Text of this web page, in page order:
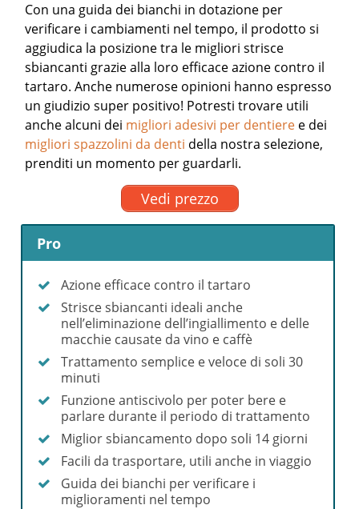
Con una guida dei bianchi in dotazione per
verificare i cambiamenti nel tempo, il prodotto si
aggiudica la posizione tra le migliori strisce
sbiancanti grazie alla loro efficace azione contro il
tartaro. Anche numerose opinioni hanno espresso
un giudizio super positivo! Potresti trovare utili
anche alcuni dei migliori adesivi per dentiere e dei
migliori spazzolini da denti della nostra selezione,
prenditi un momento per guardarli.
Vedi prezzo
Pro
Azione efficace contro il tartaro
Strisce sbiancanti ideali anche
nell’eliminazione dell’ingiallimento e delle
macchie causate da vino e caffè
Trattamento semplice e veloce di soli 30
minuti
Funzione antiscivolo per poter bere e
parlare durante il periodo di trattamento
Miglior sbiancamento dopo soli 14 giorni
Facili da trasportare, utili anche in viaggio
Guida dei bianchi per verificare i
miglioramenti nel tempo